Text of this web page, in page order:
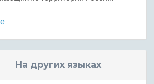
На других языках